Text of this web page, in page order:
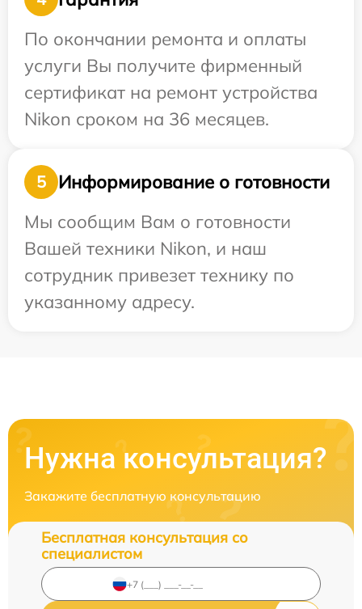
По окончании ремонта и оплаты
услуги Вы получите фирменный
сертификат на ремонт устройства
Nikon сроком на 36 месяцев.
5
Информирование о готовности
Мы сообщим Вам о готовности
Вашей техники Nikon, и наш
сотрудник привезет технику по
указанному адресу.
Нужна консультация?
Закажите бесплатную консультацию
Бесплатная консультация со
специалистом